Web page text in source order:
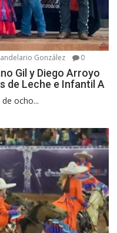
González 0
Gil y Diego Arroyo
de Leche e Infantil A
ocho...